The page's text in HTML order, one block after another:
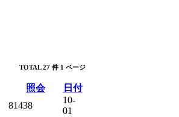
TOTAL 27 件 1 ページ
照会
日付
81438
10-
01